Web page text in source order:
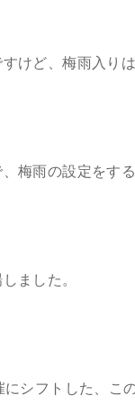
けど、梅雨入り
梅雨の設定をす
ました。
シフトした、こ